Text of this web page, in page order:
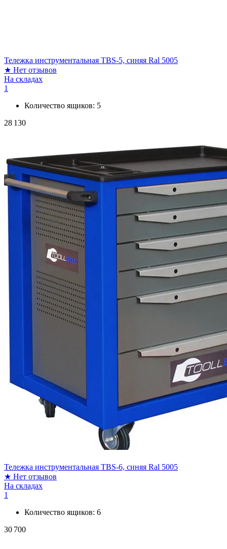
Тележка инструментальная TBS-5, синяя Ral 5005
★ Нет отзывов
На складах
1
Количество ящиков: 5
28 130
Тележка инструментальная TBS-6, синяя Ral 5005
★ Нет отзывов
На складах
1
Количество ящиков: 6
30 700